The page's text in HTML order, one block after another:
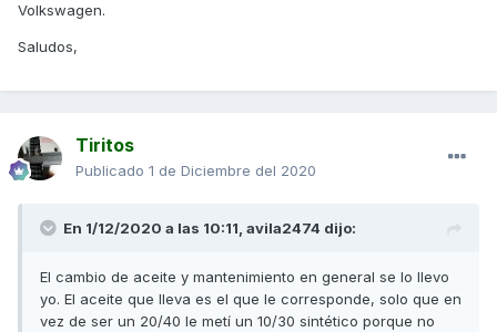
Volkswagen.
Saludos,
Tiritos
Publicado 1 de Diciembre del 2020
En 1/12/2020 a las 10:11, avila2474 dijo:
El cambio de aceite y mantenimiento en general se lo llevo
yo. El aceite que lleva es el que le corresponde, solo que en
vez de ser un 20/40 le metí un 10/30 sintético porque no